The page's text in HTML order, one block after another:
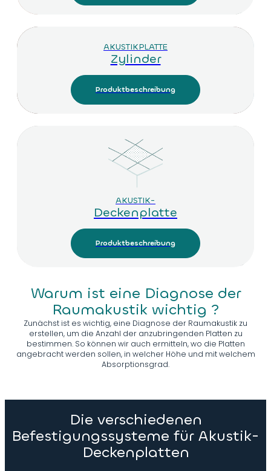
AKUSTIKPLATTE
Zylinder
Produktbeschreibung
AKUSTIK-
Deckenplatte
Produktbeschreibung
Warum ist eine Diagnose der
Raumakustik wichtig ?
Zunächst ist es wichtig, eine Diagnose der Raumakustik zu
erstellen, um die Anzahl der anzubringenden Platten zu
bestimmen. So können wir auch ermitteln, wo die Platten
angebracht werden sollen, in welcher Höhe und mit welchem
Absorptionsgrad.
Die verschiedenen
Befestigungssysteme für Akustik-
Deckenplatten